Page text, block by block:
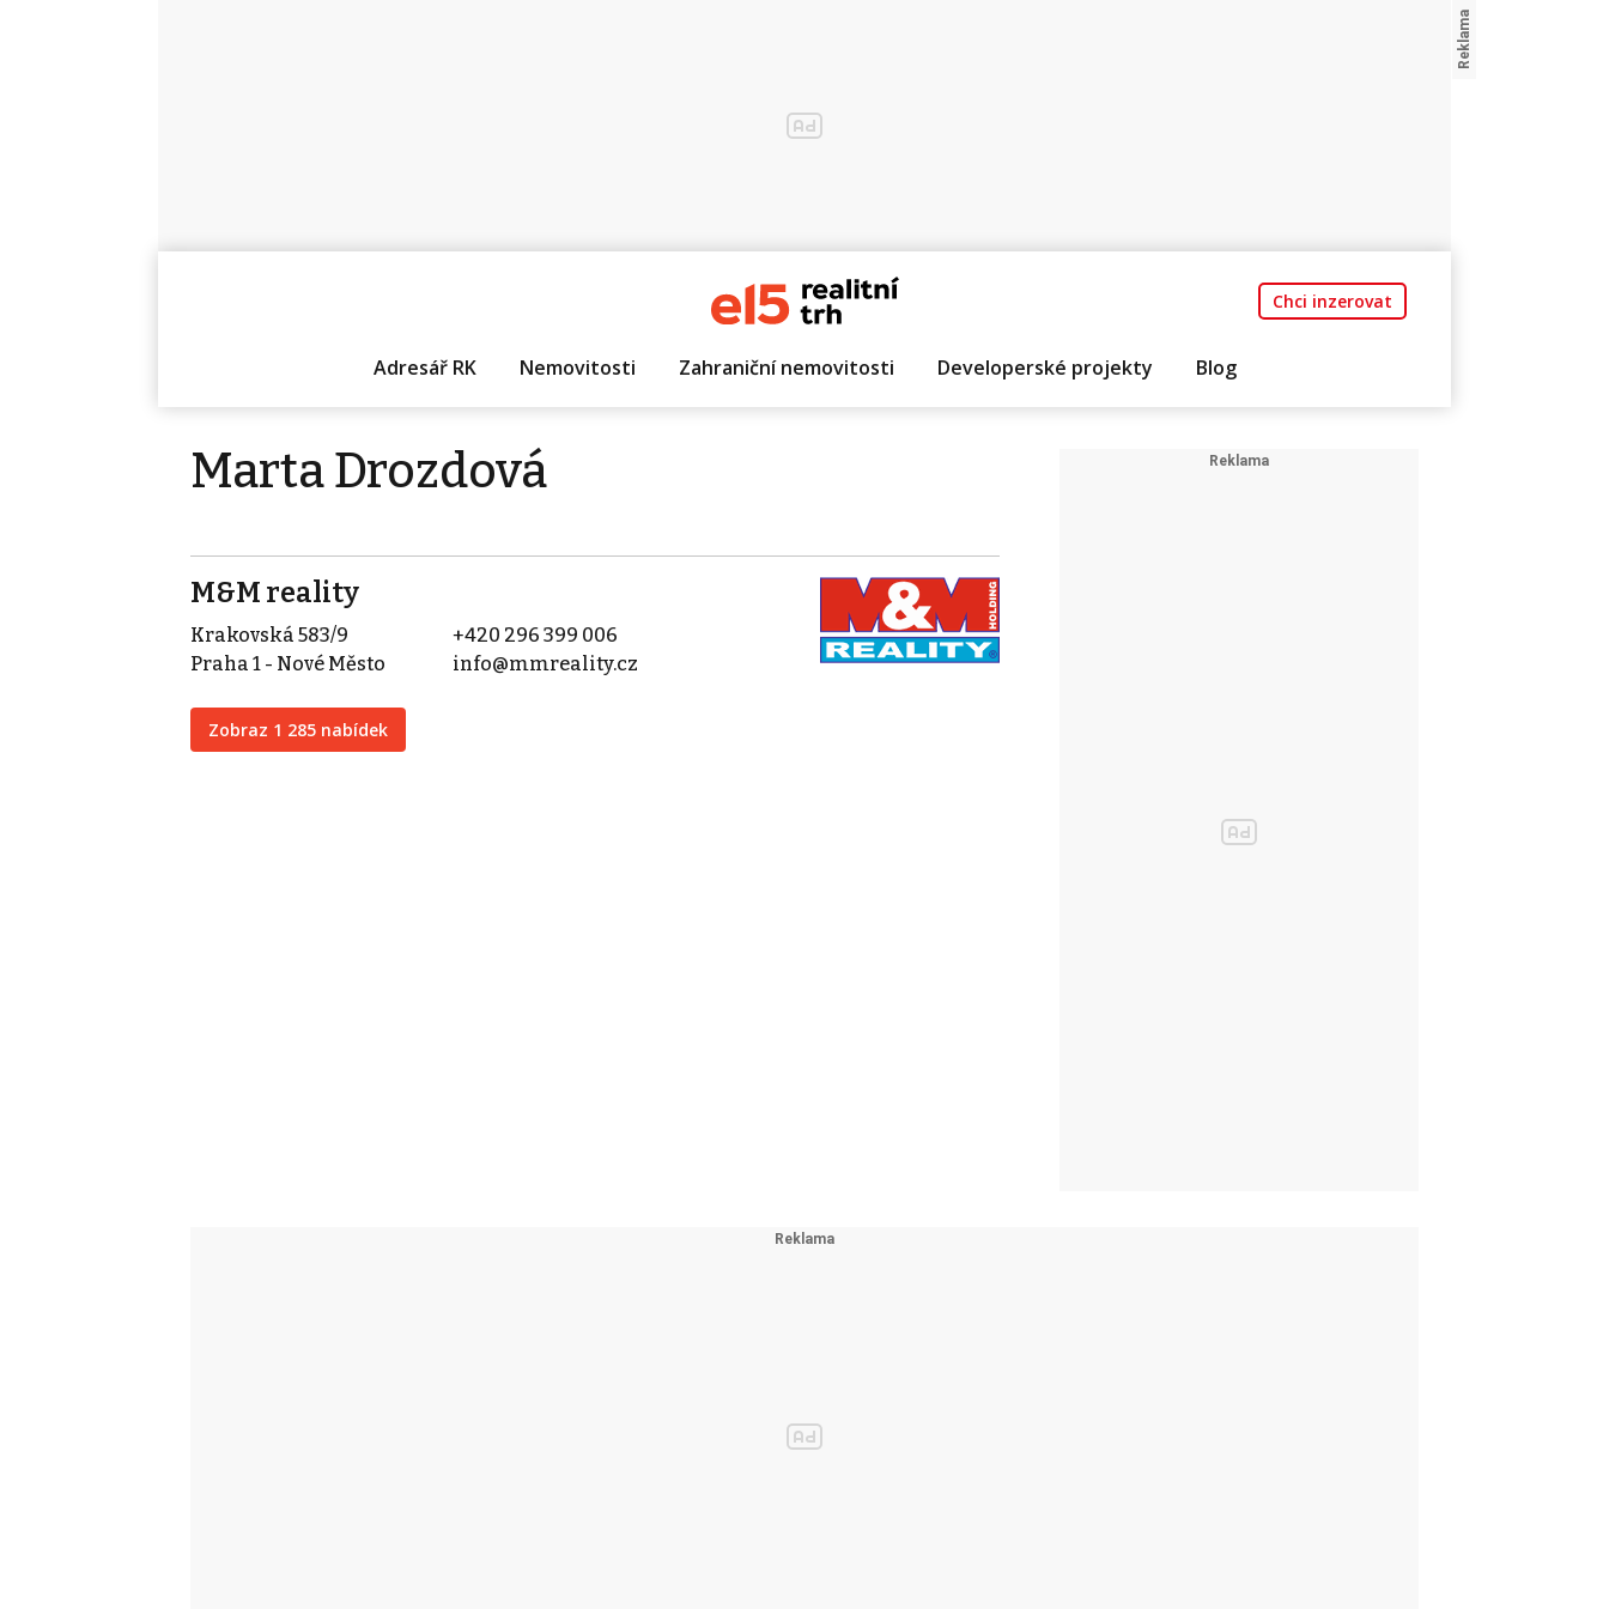
Chci inzerovat
Adresář RK Nemovitosti Zahraniční nemovitosti Developerské projekty Blog
Marta Drozdová
M&M reality
Krakovská 583/9
Praha 1 - Nové Město
Zobraz 1 285 nabídek
+420 296 399 006
info@mmreality.cz